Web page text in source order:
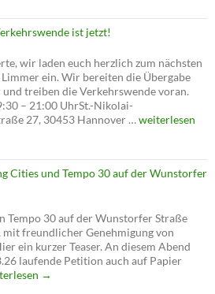
30
die
ist jetzt!
wir laden euch herzlich zum nächsten
ein. Wir bereiten die Übergabe
treiben die Verkehrswende voran.
– 21:00 UhrSt.-Nikolai-
27, 30453 Hannover …Alles
Zeit
–
ist
jetzt!
weiterlesen
Cities und Tempo 30 auf der Wunstorfer
Tempo 30 auf der Wunstorfer Straße
freundlicher Genehmigung von
ein kurzer Teaser. An diesem Abend
laufende Petition auch auf Papier
→